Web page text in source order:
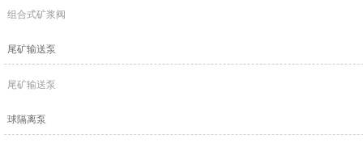
组合式矿浆阀
尾矿输送泵
尾矿输送泵
球隔离泵